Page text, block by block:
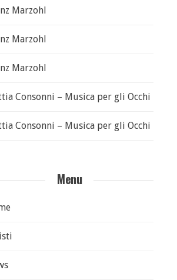
Marzohl
Marzohl
Marzohl
Consonni – Musica per gli Occhi
Consonni – Musica per gli Occhi
Menu